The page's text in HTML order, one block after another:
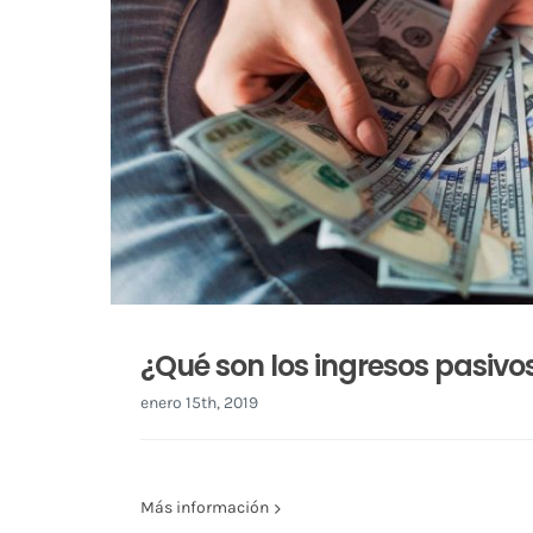
¿Qué son los ingresos
enero 15th, 2019
Más información